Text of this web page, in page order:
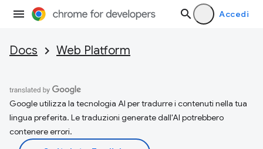
Accedi
Docs Web Platform
Google utilizza la tecnologia AI per tradurre i contenuti nella tua
lingua preferita. Le traduzioni generate dall'AI potrebbero
contenere errori.